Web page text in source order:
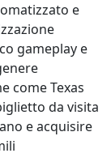
e
gameplay e
come Texas
da visita
e acquisire